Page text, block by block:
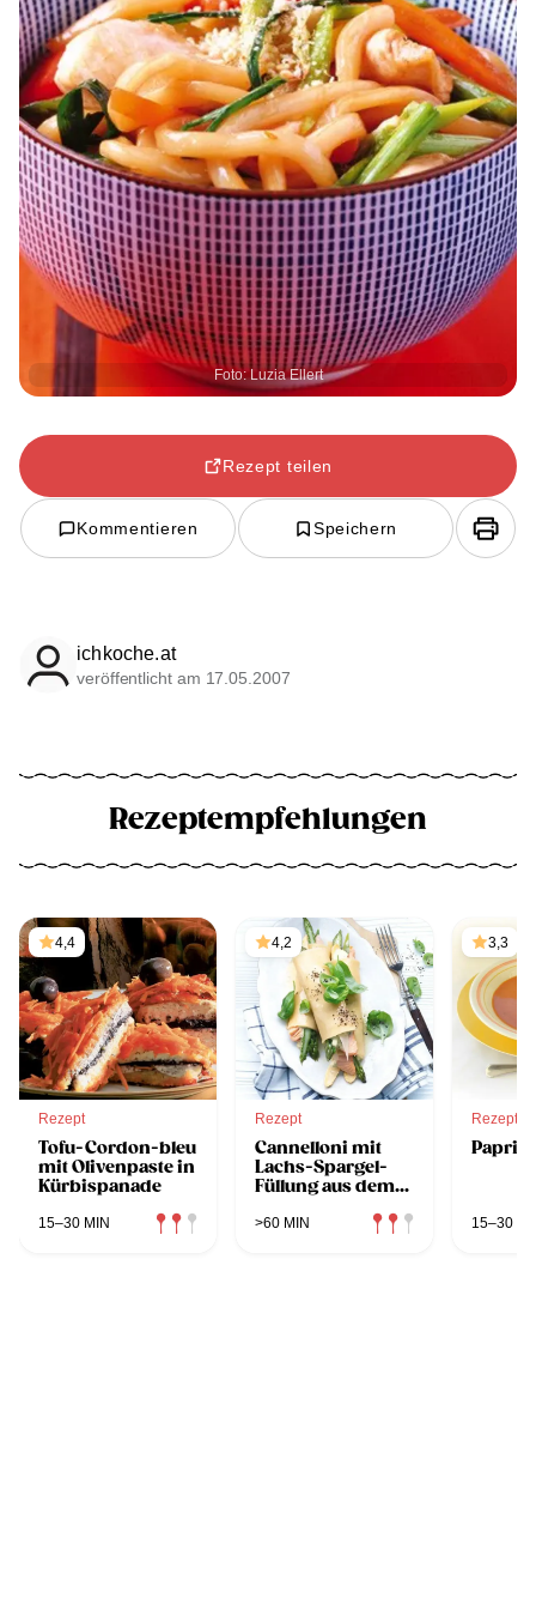
Foto: Luzia Ellert
Rezept teilen
Kommentieren Speichern
ichkoche.at
veröffentlicht am 17.05.2007
Rezeptempfehlungen
4,4
Rezept
Tofu-Cordon-bleu
mit Olivenpaste in
Kürbispanade
15–30 MIN
4,2
Rezept
Cannelloni mit
Lachs-Spargel-
Füllung aus dem
>60 MIN
3,3
Rezept
15–30